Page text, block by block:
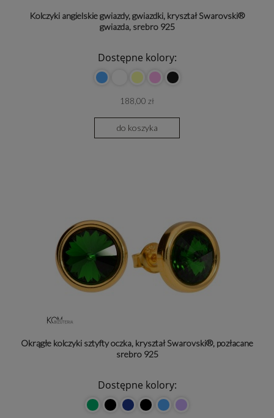
Kolczyki angielskie gwiazdy, gwiazdki, kryształ Swarovski®
gwiazda, srebro 925
Dostępne kolory:
188,00 zł
do koszyka
Okrągłe kolczyki sztyfty oczka, kryształ Swarovski®, pozłacane
srebro 925
Dostępne kolory: